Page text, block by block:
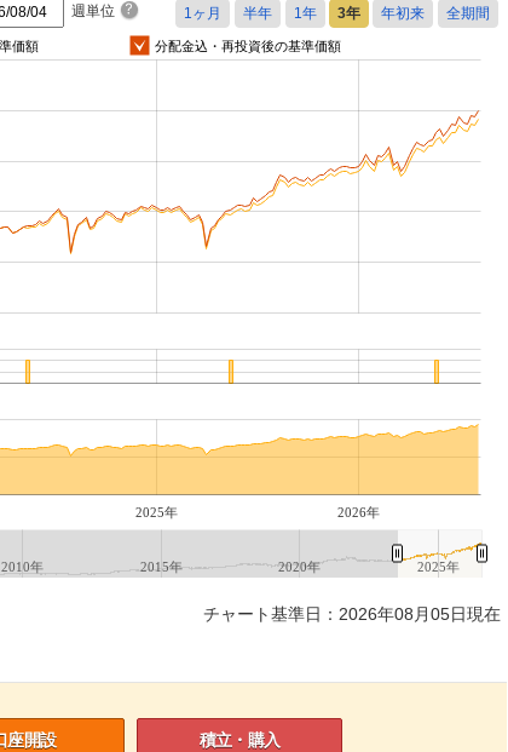
週単位
価額 分配金込・再投資後の基準価額
2025年 2026年
2010年 2015年 2020年 2025年
チャート基準日：2026年08月05日現在
座開設 積立・購入